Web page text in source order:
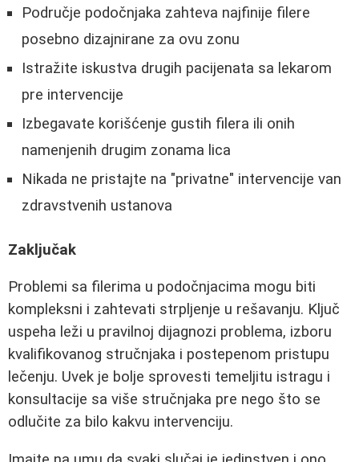
Područje podočnjaka zahteva najfinije filere
posebno dizajnirane za ovu zonu
Istražite iskustva drugih pacijenata sa lekarom
pre intervencije
Izbegavate korišćenje gustih filera ili onih
namenjenih drugim zonama lica
Nikada ne pristajte na "privatne" intervencije van
zdravstvenih ustanova
Zaključak
Problemi sa filerima u podočnjacima mogu biti
kompleksni i zahtevati strpljenje u rešavanju. Ključ
uspeha leži u pravilnoj dijagnozi problema, izboru
kvalifikovanog stručnjaka i postepenom pristupu
lečenju. Uvek je bolje sprovesti temeljitu istragu i
konsultacije sa više stručnjaka pre nego što se
odlučite za bilo kakvu intervenciju.